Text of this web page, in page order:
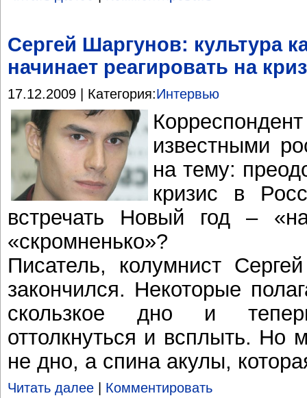
Сергей Шаргунов: культура
начинает реагировать на
17.12.2009 | Категория:Интервью
известными
на тему:
кризис в
встречать Новый год –
«скромненько»?
Писатель, колумнист
закончился. Некоторые
скользкое дно и
оттолкнуться и всплыть. Но
не дно, а спина акулы,
Читать далее Комментировать